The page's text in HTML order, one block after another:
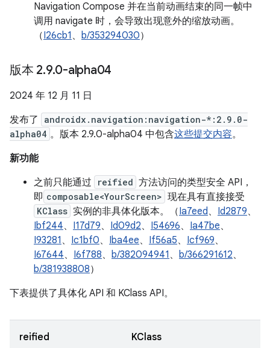
Navigation Compose 并在当前动画结束的同一帧中
调用 navigate 时，会导致出现意外的缩放动画。
（I26cb1 、 b/353294030）
版本 2.9.0-alpha04
2024 年 12 月 11 日
发布了
androidx.navigation:navigation-*:2.9.0-
alpha04 。版本 2.9.0-alpha04 中包含这些提交内容。
新功能
之前只能通过
reified 方法访问的类型安全 API，
即 composable<YourScreen> 现在具有直接接受
KClass 实例的非具体化版本。（Ia7eed、 Id2879、
Ibf244、 I17d79、 Id09d2、 I54696、 Ia47be、
I93281 、 Ic1bf0、 Iba4ee、 If56a5、 Icf969、
I67644、 I6f788、 b/382094941 、 b/366291612、
b/381938808）
下表提供了具体化 API 和 KClass API。
reified KClass